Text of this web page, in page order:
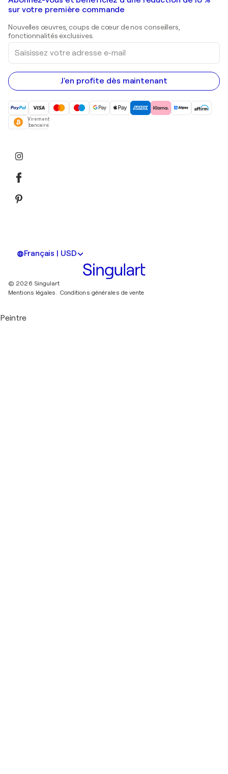
Shepard Fairey
Peintures de paysage
Estampes
Peintures acryliques
Galeries d'art en Belgique
sur votre première commande
Nouvelles œuvres, coups de cœur de nos conseillers,
fonctionnalités exclusives.
Saisissez
votre
adresse
e-
mail
J'en profite dès maintenant
Virement
bancaire
Français | USD
© 2026 Singulart
Mentions légales. Conditions générales de vente
Peintre